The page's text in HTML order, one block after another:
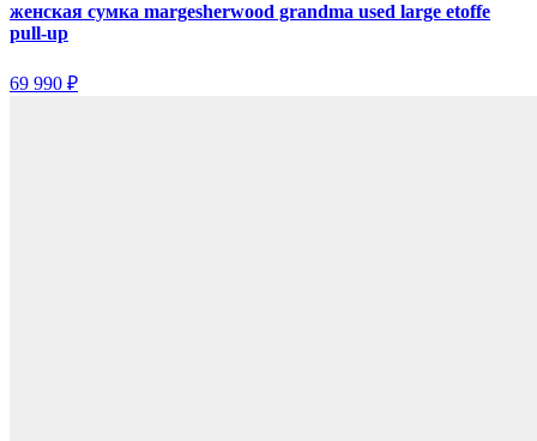
женская сумка margesherwood grandma used large etoffe
pull-up
69 990 ₽